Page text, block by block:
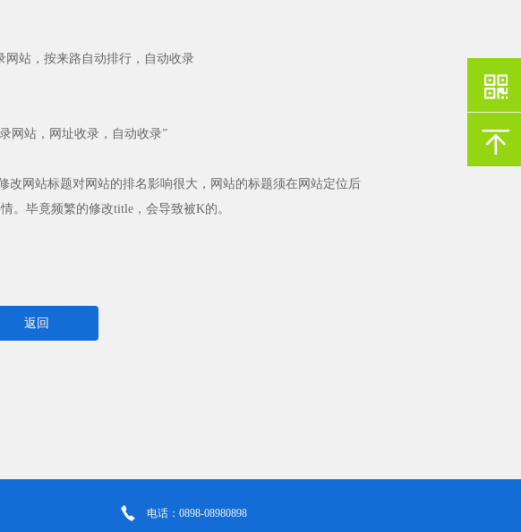
站，按来路自动排行，自动收录
站，网址收录，自动收录”
网站标题对网站的排名影响很大，网站的标题须在网站定位后
。毕竟频繁的修改title，会导致被K的。
返回
电话：0898-08980898